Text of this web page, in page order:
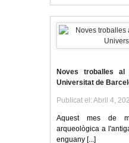
Noves troballes al
Universitat de
Publicat el: Abril 4,
Aquest mes de
arqueològica a
enguany [...]